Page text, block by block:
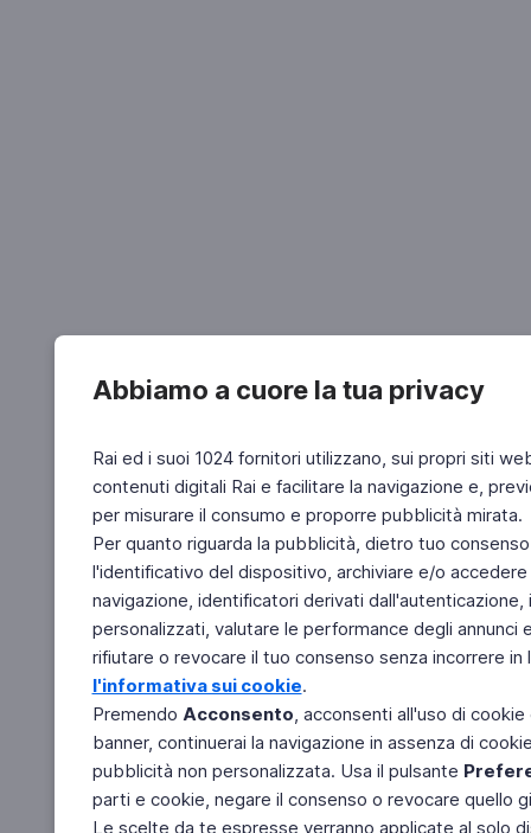
Abbiamo a cuore la tua privacy
Rai ed i suoi 1024 fornitori utilizzano, sui propri siti
contenuti digitali Rai e facilitare la navigazione e,
per misurare il consumo e proporre pubblicità mirata.
Per quanto riguarda la pubblicità, dietro tuo
l'identificativo del dispositivo, archiviare e/o
navigazione, identificatori derivati
personalizzati, valutare le performance degli
rifiutare o revocare il tuo consenso senza incorrere
l'informativa sui cookie.
Premendo Acconsento, acconsenti all'uso di
banner, continuerai la navigazione in assenza di
pubblicità non personalizzata. Usa il pulsante
parti e cookie, negare il consenso o revocare quello
Le scelte da te espresse verranno applicate al solo